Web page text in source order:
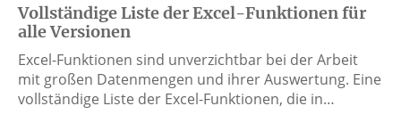
Vollständige Liste der Excel-Funktionen für
alle Versionen
Excel-Funktionen sind unverzichtbar bei der Arbeit
mit großen Datenmengen und ihrer Auswertung. Eine
vollständige Liste der Excel-Funktionen, die in…